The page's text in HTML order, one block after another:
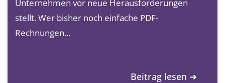
Unternehmen vor neue Herausforderungen
stellt. Wer bisher noch einfache PDF-
Rechnungen...
Beitrag lesen ➔